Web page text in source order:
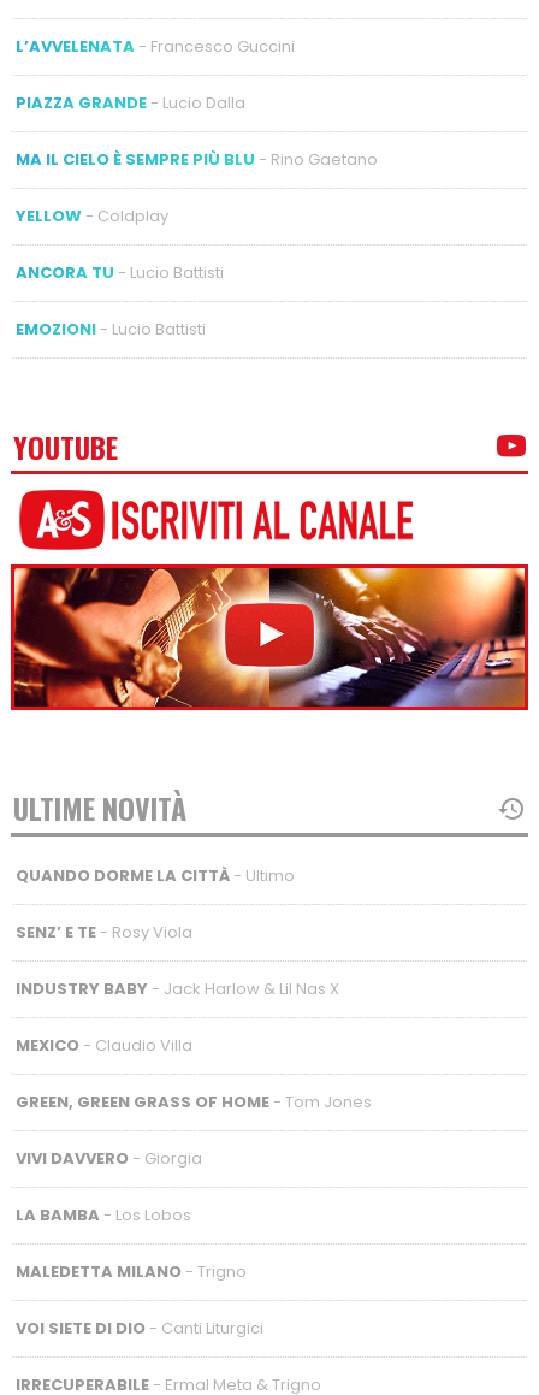
L’AVVELENATA- Francesco Guccini
PIAZZA GRANDE- Lucio Dalla
MA IL CIELO È SEMPRE PIÙ BLU - Rino Gaetano
YELLOW- Coldplay
ANCORA TU - Lucio Battisti
EMOZIONI- Lucio Battisti
YOUTUBE
ULTIME NOVITÀ
QUANDO DORME LA CITTÀ- Ultimo
SENZ’ E TE- Rosy Viola
INDUSTRY BABY - Jack Harlow & Lil Nas X
MEXICO- Claudio Villa
GREEN, GREEN GRASS OF HOME- Tom Jones
VIVI DAVVERO- Giorgia
LA BAMBA - Los Lobos
MALEDETTA MILANO- Trigno
VOI SIETE DI DIO- Canti Liturgici
IRRECUPERABILE- Ermal Meta & Trigno